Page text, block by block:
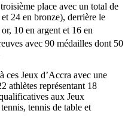
place avec un total de
24 en bronze), derrière le
10 en argent et 16 en
avec 90 médailles dont 50
ces Jeux d’Accra avec une
athlètes représentant 18
aux Jeux
tennis de table et